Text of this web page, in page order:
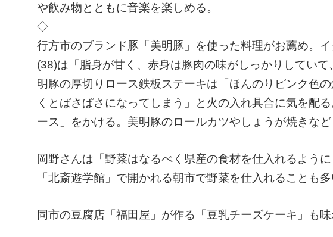
や飲み物とともに音楽を楽しめる。
◇
行方市のブランド豚「美明豚」を使った料理がお薦め。
(38)は「脂身が甘く、赤身は豚肉の味がしっかりしてい
明豚の厚切りロース鉄板ステーキは「ほんのりピンク色
くとぱさぱさになってしまう」と火の入れ具合に気を配
ース」をかける。美明豚のロールカツやしょうが焼きなど
岡野さんは「野菜はなるべく県産の食材を仕入れるよう
「北斎遊学館」で開かれる朝市で野菜を仕入れることも多
同市の豆腐店「福田屋」が作る「豆乳チーズケーキ」も味